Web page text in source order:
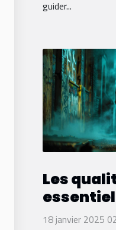
guider...
Les
18 janvier 2025